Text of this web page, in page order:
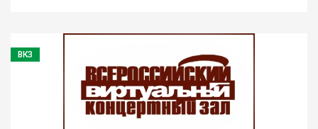
ВКЗ